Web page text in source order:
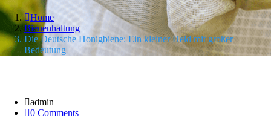
Home
Bienenhaltung
Die Deutsche Honigbiene: Ein kleiner Held mit großer
Bedeutung
admin
0 Comments